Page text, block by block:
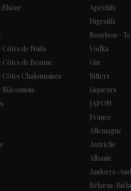
Rhône
de Nuits
de Beaune
Chalonnaises
Apéritifs
Digestifs
Bourbon -
Vodka
Gin
Bitters
Liqueurs
JAPON
France
Allemagne
Autriche
Albanie
Andorre-
Bélarus-